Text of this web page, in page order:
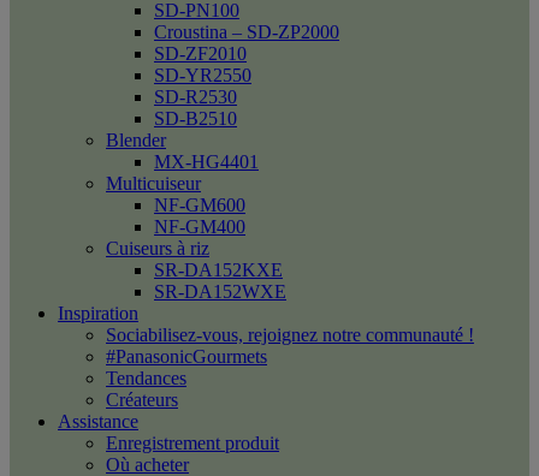
SD-PN100
Croustina – SD-ZP2000
SD-ZF2010
SD-YR2550
SD-R2530
SD-B2510
Blender
MX-HG4401
Multicuiseur
NF-GM600
NF-GM400
Cuiseurs à riz
SR-DA152KXE
SR-DA152WXE
Inspiration
Sociabilisez-vous, rejoignez notre communauté !
#PanasonicGourmets
Tendances
Créateurs
Assistance
Enregistrement produit
Où acheter